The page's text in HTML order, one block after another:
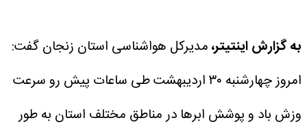
به گزارش اینتیتر،مدیرکل هواشناسی استان زنجان گفت:
امروز چهارشنبه ۳۰ اردیبهشت طی ساعات پیش رو سرعت
وزش باد و پوشش ابرها در مناطق مختلف استان به طور